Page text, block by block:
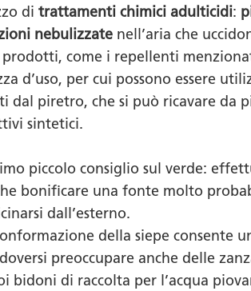
ditrattamenti chimici adulticidi:
nebulizzate nell’aria che
come i repellenti
d’uso, per cui possono essere
dal piretro, che si può ricavare da
sintetici.
piccolo consiglio sul verde:
bonificare una fonte molto
dall’esterno.
della siepe consente
preoccupare anche delle
bidoni di raccolta per l’acqua